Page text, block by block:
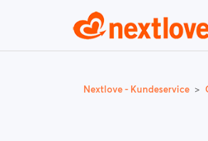
Nextlove - Kundeservice